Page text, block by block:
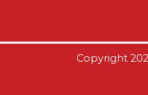
Copyright